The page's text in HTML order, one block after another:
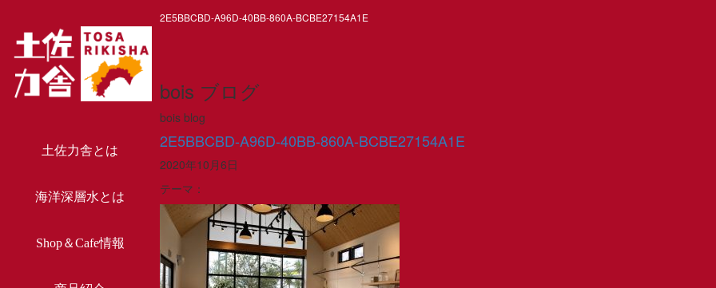
2E5BBCBD-A96D-40BB-860A-BCBE27154A1E
土佐力舎とは
海洋深層水とは
Shop＆Cafe情報
bois ブログ
bois blog
2E5BBCBD-A96D-40BB-860A-BCBE27154A1E
2020年10月6日
テーマ：